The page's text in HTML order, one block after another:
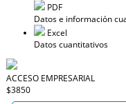
PDF
Datos e información
Excel
Datos cuantitativos
ACCESO EMPRESARIAL
$3850